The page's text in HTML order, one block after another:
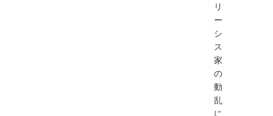
リ
ー
シ
ス
家
の
動
乱
に